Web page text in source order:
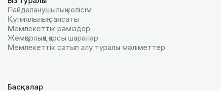
Пайдаланушылық келiciм
Құпиялылық саясаты
Мемлекеттік рәміздер
Жемқорлыққа қарсы шаралар
Мемлекеттік сатып алу туралы мәлiметтер
Басқалар